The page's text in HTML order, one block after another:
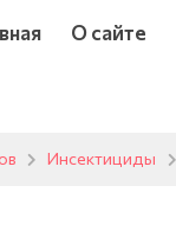
О сайте
Инсектициды